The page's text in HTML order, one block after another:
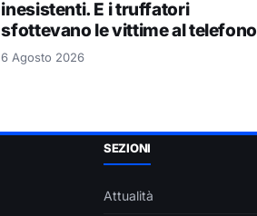
inesistenti. E i truffatori
sfottevano le vittime al telefono
6 Agosto 2026
SEZIONI
Attualità